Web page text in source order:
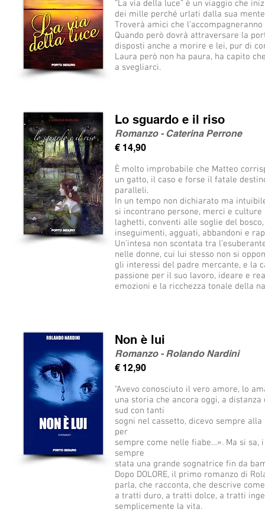
“La via della luce” è un viaggio che
dei mille perché urlati dalla sua
Troverà amici che
Quando però dovrà attraversare la
disposti anche a morire e lei, pur di
Laura però non ha paura, ha capito
a svegliarci.
Lo sguardo e il riso
Romanzo - Caterina Perrone
È molto improbabile che Matteo
un gatto, il caso e forse il fatale
paralleli.
In un tempo non dichiarato ma
si incontrano persone, merci e
laghetti, conventi alle soglie del
inseguimenti, agguati, abbandoni e
Un’intesa non scontata tra
nelle donne, cui lui stesso non si
gli interessi del padre mercante, e la
passione per il suo lavoro, ideare e
emozioni e la ricchezza tonale della
€ 14,90
Non è lui
Romanzo - Rolando Nardini
“Avevo conosciuto il vero amore, lo
una storia che ancora oggi, a
sud con tanti
sogni nel cassetto, dicevo sempre
per
sempre come nelle fiabe…». Ma si
sempre
stata una grande sognatrice fin da
Dopo DOLORE, il primo romanzo di
parla, che racconta, che descrive
a tratti duro, a tratti dolce, a tratti
semplicemente la vita.
€ 12,90